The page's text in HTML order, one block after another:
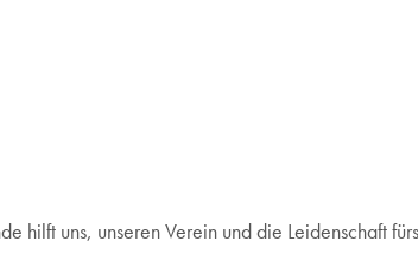
hilft uns, unseren Verein und die Leidenschaft